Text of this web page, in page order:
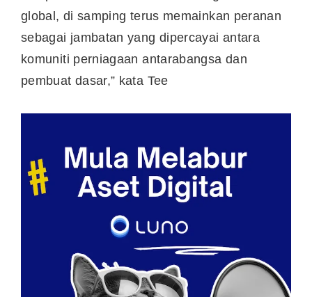
global, di samping terus memainkan peranan
sebagai jambatan yang dipercayai antara
komuniti perniagaan antarabangsa dan
pembuat dasar,” kata Tee